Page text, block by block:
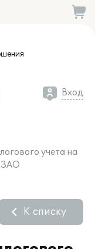
Вход
учета на
ЗАО
К списку